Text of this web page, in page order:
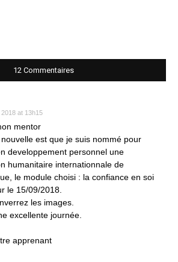
12 Commentaires
at 13h15
mentor
est que je suis nommé pour
developpement personnel une
humanitaire internationnale de
le module choisi : la confiance en soi
le 15/09/2018.
les images.
excellente journée.
apprenant